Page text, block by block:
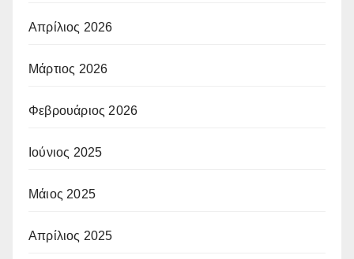
Απρίλιος 2026
Μάρτιος 2026
Φεβρουάριος 2026
Ιούνιος 2025
Μάιος 2025
Απρίλιος 2025